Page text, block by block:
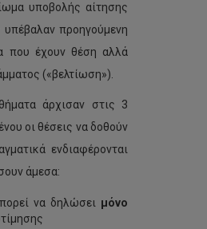
υποβολής αίτησης
προηγούμενη
που έχουν θέση αλλά
(«βελτίωση»).
άρχισαν στις 3
οι θέσεις να δοθούν
ενδιαφέρονται
άμεσα:
να δηλώσει μόνο